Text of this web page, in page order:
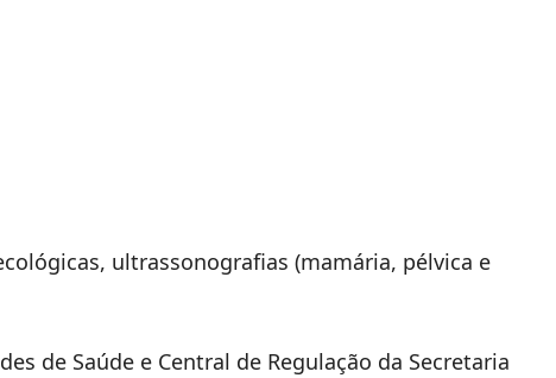
ultrassonografias (mamária, pélvica e
de Saúde e Central de Regulação da Secretaria